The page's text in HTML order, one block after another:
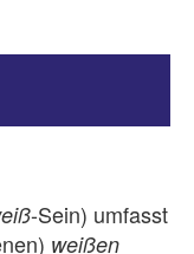
-Sein) umfasst
weißen